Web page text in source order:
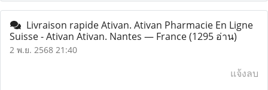
Livraison rapide Ativan. Ativan Pharmacie En Ligne
Suisse - Ativan Ativan. Nantes — France(1295 อ่าน)
2 พ.ย. 2568 21:40
แจ้งลบ